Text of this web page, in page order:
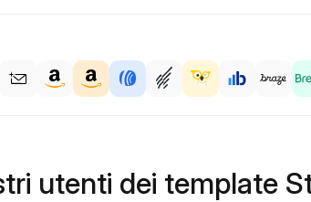
utenti dei template